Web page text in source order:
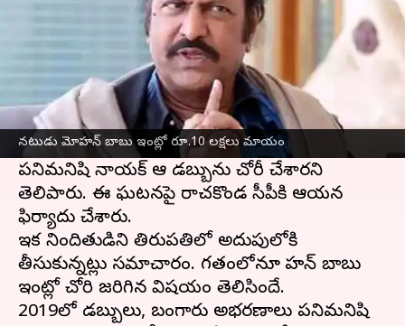
నటుడు మోహన్ బాబు ఇంట్లో రూ.10 లక్షలు మాయం
Sep 25, 2024 11:01 am
నటుడు మంచు మోహన్ బాబు ఇంట్లో దొంగతనం
జరిగింది. హైదరాబాద్ లోని జల్‌పల్లి నివాసంలో
రూ.10 లక్షలు పోయినట్లు ఆయన గుర్తించారు.
పనిమనిషి నాయక్ ఆ డబ్బును చోరీ చేశారని
తెలిపారు. ఈ ఘటనపై రాచకొండ సీపీకి ఆయన
ఫిర్యాదు చేశారు.
ఇక నిందితుడిని తిరుపతిలో అదుపులోకి
తీసుకున్నట్లు సమాచారం. గతంలోనూ మోహన్ బాబు
ఇంట్లో చోరి జరిగిన విషయం తెలిసిందే.
2019లో డబ్బులు, బంగారు అభరణాలు పనిమనిషి